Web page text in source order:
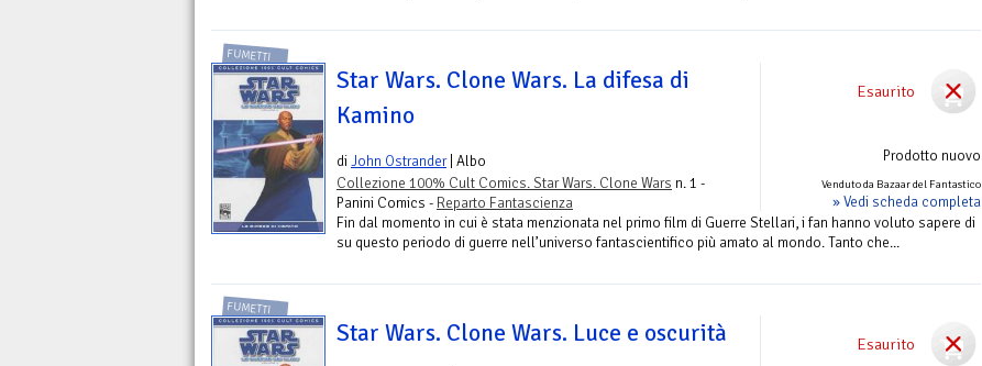
Esaurito
Prodotto nuovo
Venduto da Bazaar del Fantastico
» Vedi scheda completa
FUMETTI
Star Wars. Clone Wars. La difesa di
Kamino
diJohn Ostrander| Albo
Collezione 100% Cult Comics. Star Wars. Clone Wars n. 1 -
Panini Comics - Reparto Fantascienza
Fin dal momento in cui è stata menzionata nel primo film di Guerre Stellari, i fan hanno voluto sapere di
su questo periodo di guerre nell’universo fantascientifico più amato al mondo. Tanto che...
Esaurito
FUMETTI
Star Wars. Clone Wars. Luce e oscurità